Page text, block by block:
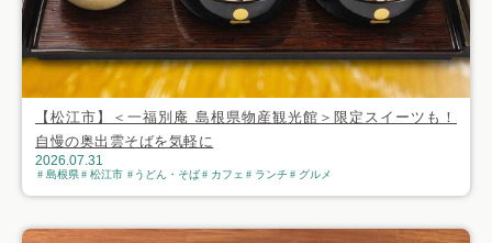
【松江市】＜一福別庵 島根県物産観光館＞限定スイーツも！
自慢の奥出雲そばを気軽に
2026.07.31
島根県 松江市 うどん・そば カフェ ランチ グルメ